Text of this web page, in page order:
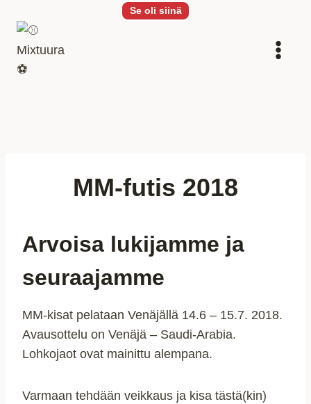
sisältöön
Se oli siinä
MM-futis 2018
Arvoisa lukijamme ja
seuraajamme
MM-kisat pelataan Venäjällä 14.6 – 15.7. 2018.
Avausottelu on Venäjä – Saudi-Arabia.
Lohkojaot ovat mainittu alempana.
Varmaan tehdään veikkaus ja kisa tästä(kin)